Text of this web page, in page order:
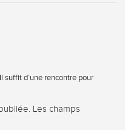
suffit d’une rencontre pour
Les champs